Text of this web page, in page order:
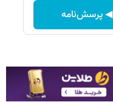
◀ پرسش‌نامه